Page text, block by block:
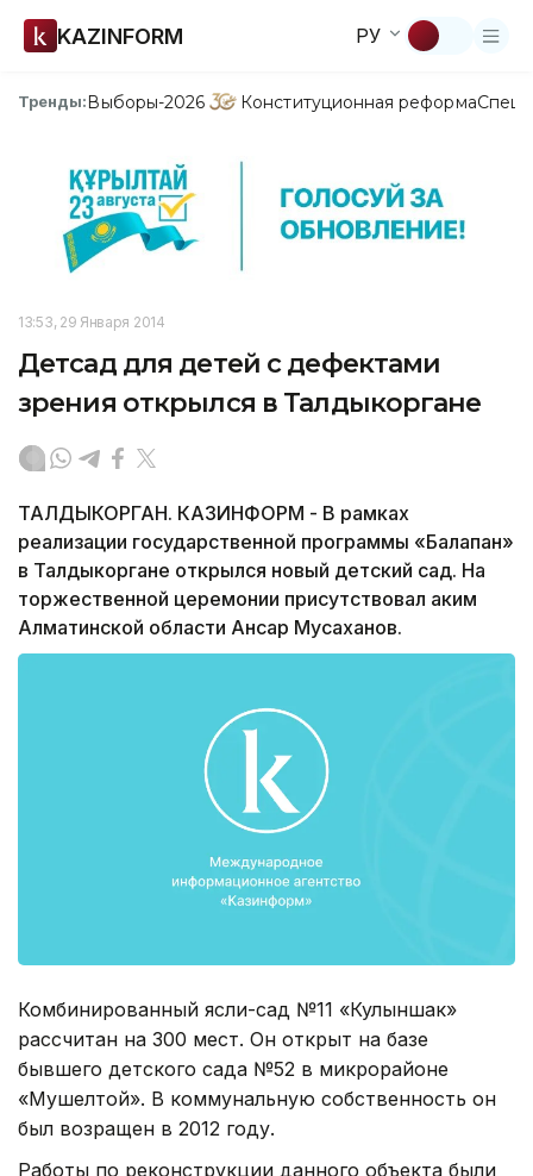
KAZINFORM РУ
Тренды:Выборы-2026 Конституционная реформа
13:53, 29 Января 2014
Детсад для детей с дефектами
зрения открылся в Талдыкоргане
ТАЛДЫКОРГАН. КАЗИНФОРМ - В рамках
реализации государственной программы «Балапан»
в Талдыкоргане открылся новый детский сад. На
торжественной церемонии присутствовал аким
Алматинской области Ансар Мусаханов.
Комбинированный ясли-сад №11 «Кулыншак»
рассчитан на 300 мест. Он открыт на базе
бывшего детского сада №52 в микрорайоне
«Мушелтой». В коммунальную собственность он
был возращен в 2012 году.
Работы по реконструкции данного объекта были